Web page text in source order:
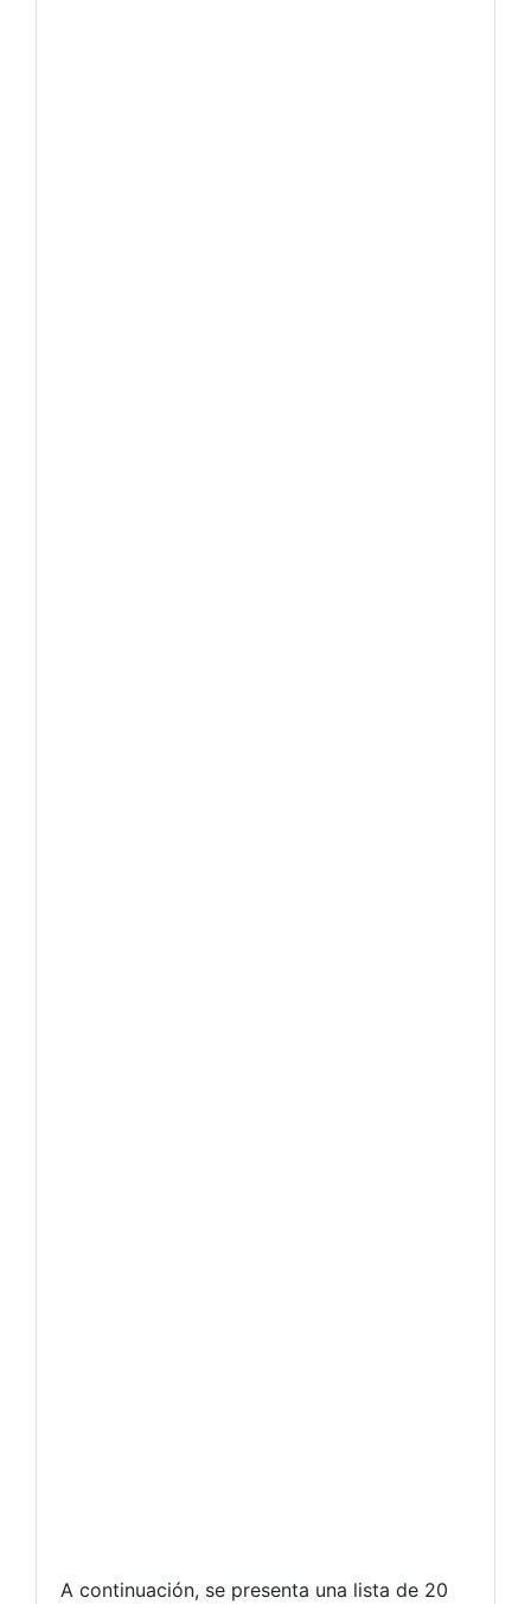
A continuación, se presenta una lista de 20